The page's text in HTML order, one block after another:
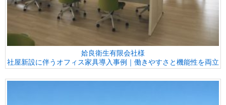
姶良衛生有限会社様
社屋新設に伴うオフィス家具導入事例｜働きやすさと機能性を両立